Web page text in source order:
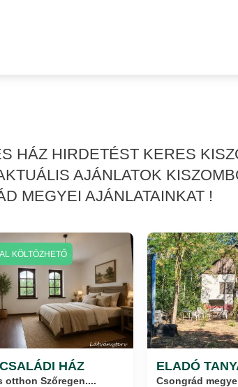
HÁZ HIRDETÉST KERES
AJÁNLATOK
MEGYEI AJÁNLATAINKAT !
HÁZ
otthon Szőregen....
KÖLTÖZHETŐ
ELADÓ
Csongrád